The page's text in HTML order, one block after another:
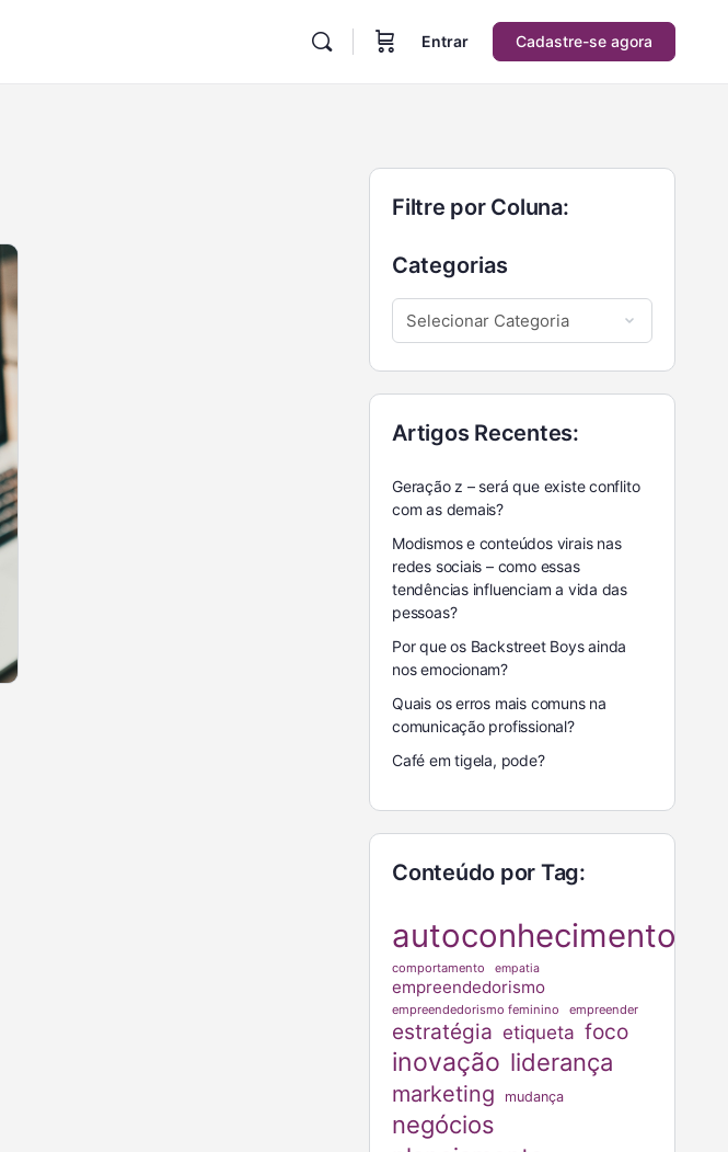
Entrar Cadastre-se agora
Filtre por Coluna:
Categorias
Artigos Recentes:
Geração z – será que existe conflito
com as demais?
Modismos e conteúdos virais nas
redes sociais – como essas
tendências influenciam a vida das
pessoas?
Por que os Backstreet Boys ainda
nos emocionam?
Quais os erros mais comuns na
comunicação profissional?
Café em tigela, pode?
Conteúdo por Tag:
autoconhecimento
comportamento empatia
empreendedorismo
empreendedorismo feminino empreender
estratégia etiqueta foco
inovação liderança
marketing mudança
negócios